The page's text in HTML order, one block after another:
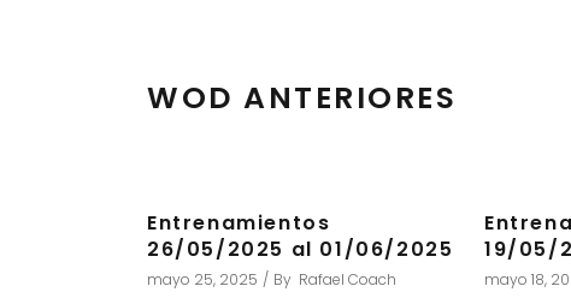
WOD ANTERIORES
Entrenamientos
26/05/2025 al 01/06/2025
mayo 25, 2025 By Rafael Coach
19/05/
mayo 18,